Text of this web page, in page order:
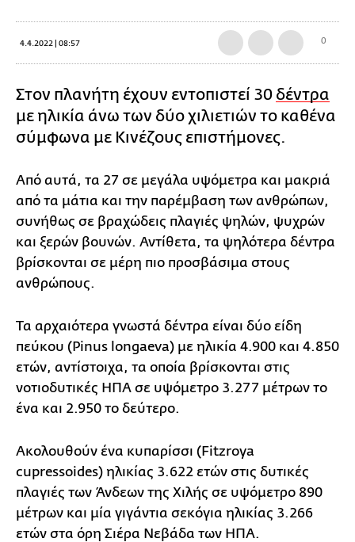
4.4.2022 | 08:57 0
Στον πλανήτη έχουν εντοπιστεί 30 δέντρα
με ηλικία άνω των δύο χιλιετιών το καθένα
σύμφωνα με Κινέζους επιστήμονες.
Από αυτά, τα 27 σε μεγάλα υψόμετρα και μακριά
από τα μάτια και την παρέμβαση των ανθρώπων,
συνήθως σε βραχώδεις πλαγιές ψηλών, ψυχρών
και ξερών βουνών. Αντίθετα, τα ψηλότερα δέντρα
βρίσκονται σε μέρη πιο προσβάσιμα στους
ανθρώπους.
Τα αρχαιότερα γνωστά δέντρα είναι δύο είδη
πεύκου (Pinus longaeva) με ηλικία 4.900 και 4.850
ετών, αντίστοιχα, τα οποία βρίσκονται στις
νοτιοδυτικές ΗΠΑ σε υψόμετρο 3.277 μέτρων το
ένα και 2.950 το δεύτερο.
Ακολουθούν ένα κυπαρίσσι (Fitzroya
cupressoides) ηλικίας 3.622 ετών στις δυτικές
πλαγιές των Άνδεων της Χιλής σε υψόμετρο 890
μέτρων και μία γιγάντια σεκόγια ηλικίας 3.266
ετών στα όρη Σιέρα Νεβάδα των ΗΠΑ.